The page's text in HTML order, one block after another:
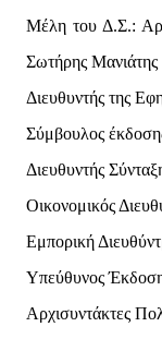
Μέλη του Δ.Σ.:
Σωτήρης Μανιάτης
Διευθυντής της
Σύμβουλος
Διευθυντής
Οικονομικός
Εμπορική
Υπεύθυνος
Αρχισυντάκτες